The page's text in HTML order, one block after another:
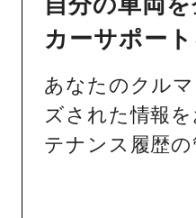
カーサポー
あなたのクル
ズされた情報
テナンス履歴の